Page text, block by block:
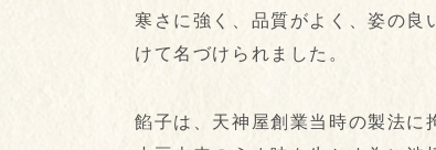
寒さに強く、品質がよく、姿の
けて名づけられました。
餡子は、天神屋創業当時の製法に